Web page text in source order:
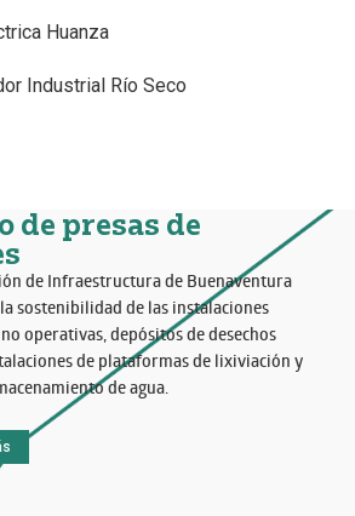
Huanza
Industrial Río Seco
de presas de
de Infraestructura de Buenaventura
sostenibilidad de las instalaciones
operativas, depósitos de desechos
de plataformas de lixiviación y
de agua.